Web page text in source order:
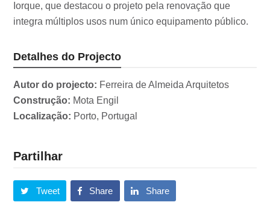
Iorque, que destacou o projeto pela renovação que
integra múltiplos usos num único equipamento público.
Detalhes do Projecto
Autor do projecto: Ferreira de Almeida Arquitetos
Construção: Mota Engil
Localização: Porto, Portugal
Partilhar
Tweet Share Share